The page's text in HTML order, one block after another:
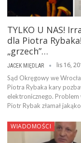
TYLKO U NAS!
dla Piotra
„grzech”…
JACEK MIĘDLAR lis 16,
Sąd Okręgowy we
Piotra Rybaka kary
elektronicznego. Problem
Piotr Rybak złamał
WIADOMOŚCI